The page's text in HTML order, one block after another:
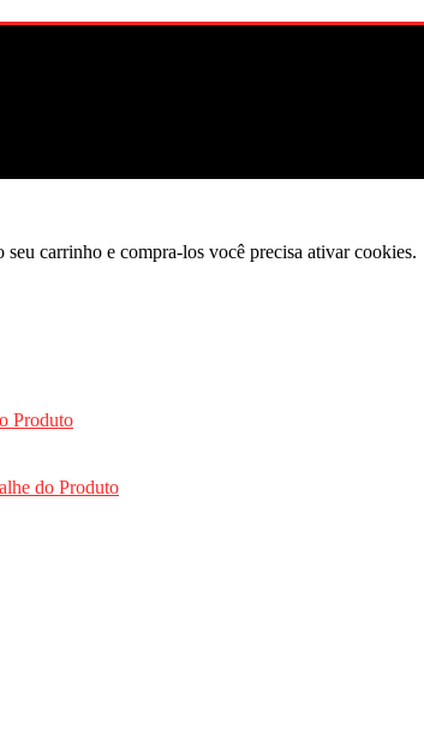
carrinho e compra-los você precisa ativar cookies.
Produto
do Produto